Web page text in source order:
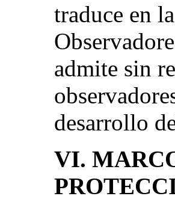
traduce en
admite sin
desarrollo
VI.